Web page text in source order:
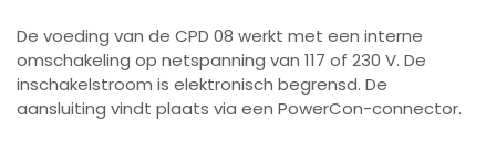
De voeding van de CPD 08 werkt met een interne
omschakeling op netspanning van 117 of 230 V. De
inschakelstroom is elektronisch begrensd. De
aansluiting vindt plaats via een PowerCon-connector.